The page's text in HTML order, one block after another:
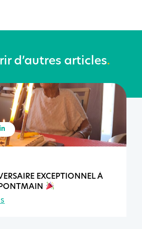
d’autres articles.
EXCEPTIONNEL À
PONTMAIN